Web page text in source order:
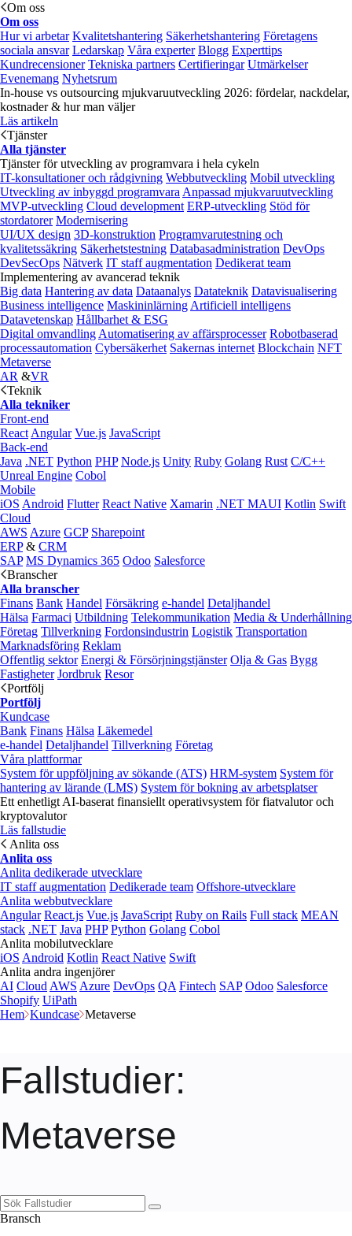
Om oss
Om oss
Hur vi arbetar Kvalitetshantering Säkerhetshantering Företagens
sociala ansvar Ledarskap Våra experter Blogg Experttips
Kundrecensioner Tekniska partners Certifieringar Utmärkelser
Evenemang Nyhetsrum
In-house vs outsourcing mjukvaruutveckling 2026: fördelar, nackdelar,
kostnader & hur man väljer
Läs artikeln
Tjänster
Alla tjänster
Tjänster för utveckling av programvara i hela cykeln
IT-konsultationer och rådgivning Webbutveckling Mobil utveckling
Utveckling av inbyggd programvara Anpassad mjukvaruutveckling
MVP-utveckling Cloud development ERP-utveckling Stöd för
stordatorer Modernisering
UI/UX design 3D-konstruktion Programvarutestning och
kvalitetssäkring Säkerhetstestning Databasadministration DevOps
DevSecOps Nätverk IT staff augmentation Dedikerat team
Implementering av avancerad teknik
Big data Hantering av data Dataanalys Datateknik Datavisualisering
Business intelligence Maskininlärning Artificiell intelligens
Datavetenskap Hållbarhet & ESG
Digital omvandling Automatisering av affärsprocesser Robotbaserad
processautomation Cybersäkerhet Sakernas internet Blockchain NFT
Metaverse
AR &VR
Teknik
Alla tekniker
Front-end
React Angular Vue.js JavaScript
Back-end
Java .NET Python PHP Node.js Unity Ruby Golang Rust C/C++
Unreal Engine Cobol
Mobile
iOS Android Flutter React Native Xamarin .NET MAUI Kotlin Swift
Cloud
AWS Azure GCP Sharepoint
ERP& CRM
SAP MS Dynamics 365 Odoo Salesforce
Branscher
Alla branscher
Finans Bank Handel Försäkring e‑handel Detaljhandel
Hälsa Farmaci Utbildning Telekommunikation Media & Underhållning
Företag Tillverkning Fordonsindustrin Logistik Transportation
Marknadsföring Reklam
Offentlig sektor Energi & Försörjningstjänster Olja & Gas Bygg
Fastigheter Jordbruk Resor
Portfölj
Portfölj
Kundcase
Bank Finans Hälsa Läkemedel
e‑handel Detaljhandel Tillverkning Företag
Våra plattformar
System för uppföljning av sökande (ATS) HRM-system System för
hantering av lärande (LMS) System för bokning av arbetsplatser
Ett enhetligt AI-baserat finansiellt operativsystem för fiatvalutor och
kryptovalutor
Läs fallstudie
Anlita oss
Anlita oss
Anlita dedikerade utvecklare
IT staff augmentation Dedikerade team Offshore-utvecklare
Anlita webbutvecklare
Angular React.js Vue.js JavaScript Ruby on Rails Full stack MEAN
stack .NET Java PHP Python Golang Cobol
Anlita mobilutvecklare
iOS Android Kotlin React Native Swift
Anlita andra ingenjörer
AI Cloud AWS Azure DevOps QA Fintech SAP Odoo Salesforce
Shopify UiPath
Hem Kundcase Metaverse
Fallstudier:
Metaverse
Bransch